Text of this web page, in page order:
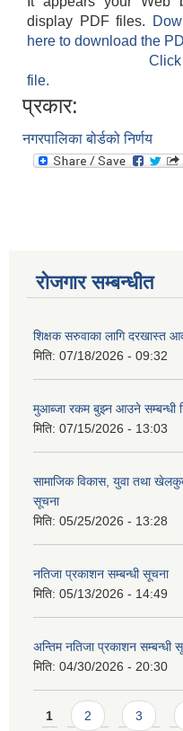
display PDF files.
here to download the
file.
प्रकार:
नगरपालिका बोर्डको निर्णय
रोजगार सम्बन्धीत
शिक्षक सरुवाका लागि दरखास्त
मिति: 07/18/2026 - 09:32
मुआब्जा रकम बुझ्न आउने सम्बन्धी
मिति: 07/15/2026 - 13:03
सामाजिक विकास, युवा तथा
सूचना
मिति: 05/25/2026 - 13:28
नतिजा प्रकाशन सम्बन्धी सूचना
मिति: 05/13/2026 - 14:49
अन्तिम नतिजा प्रकाशन सम्बन्धी
मिति: 04/30/2026 - 20:30
Pages
1 2 3